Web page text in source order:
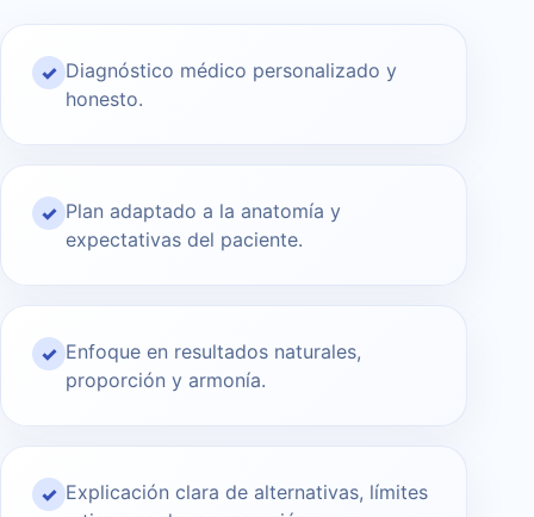
✓ Diagnóstico médico personalizado y
honesto.
✓ Plan adaptado a la anatomía y
expectativas del paciente.
✓ Enfoque en resultados naturales,
proporción y armonía.
✓ Explicación clara de alternativas, límites